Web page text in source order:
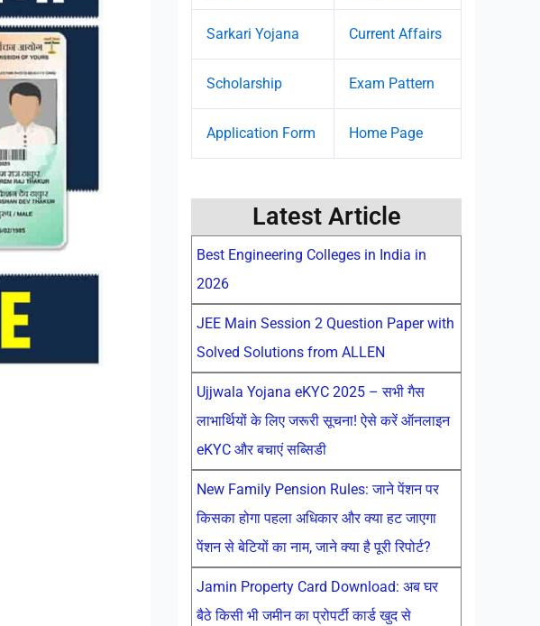
Sarkari Yojana Current Affairs
Scholarship Exam Pattern
Application Form Home Page
Latest Article
Best Engineering Colleges in India in
2026
JEE Main Session 2 Question Paper with
Solved Solutions from ALLEN
Ujjwala Yojana eKYC 2025 – सभी गैस
लाभार्थियों के लिए जरूरी सूचना! ऐसे करें ऑनलाइन
eKYC और बचाएं सब्सिडी
New Family Pension Rules: जाने पेंशन पर
किसका होगा पहला अधिकार और क्या हट जाएगा
पेंशन से बेटियों का नाम, जाने क्या है पूरी रिपोर्ट?
Jamin Property Card Download: अब घर
बैठे किसी भी जमीन का प्रोपर्टी कार्ड खुद से